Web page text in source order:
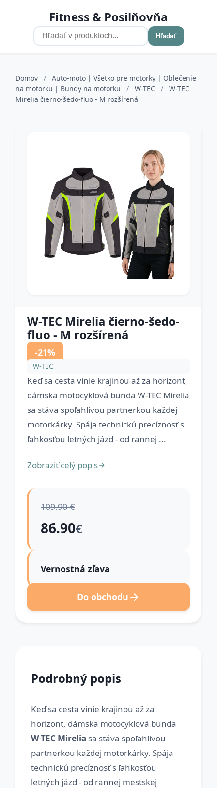
Fitness & Posilňovňa
Hľadať
Domov /
Auto-moto | Všetko pre motorky | Oblečenie
na motorku | Bundy na motorku
/ W-TEC /
W-TEC
Mirelia čierno-šedo-fluo - M rozšírená
W-TEC Mirelia čierno-šedo-
fluo - M rozšírená
-21%
W-TEC
Keď sa cesta vinie krajinou až za horizont,
dámska motocyklová bunda W-TEC Mirelia
sa stáva spoľahlivou partnerkou každej
motorkárky. Spája technickú precíznosť s
ľahkosťou letných jázd - od rannej ...
Zobraziť celý popis
109.90 €
86.90€
Vernostná zľava
Do obchodu
Podrobný popis
Keď sa cesta vinie krajinou až za
horizont, dámska motocyklová bunda
W-TEC Mirelia sa stáva spoľahlivou
partnerkou každej motorkárky. Spája
technickú precíznosť s ľahkosťou
letných jázd - od rannej mestskej